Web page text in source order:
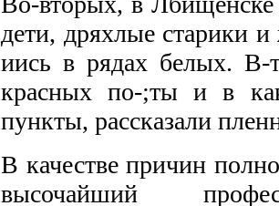
дети, дряхлые старики
иись в рядах белых. В-
красных по-;ты и в
пункты, рассказали
В качестве причин
высочайший